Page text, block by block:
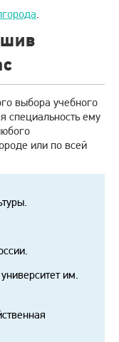
выбора учебного
специальность ему
или по всей
им.